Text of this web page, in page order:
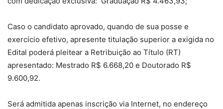
Caso o candidato aprovado, quando de sua posse e
exercício efetivo, apresente titulação superior a exigida no
Edital poderá pleitear a Retribuição ao Título (RT)
apresentado: Mestrado R$ 6.668,20 e Doutorado R$
9.600,92.
Será admitida apenas inscrição via Internet, no endereço